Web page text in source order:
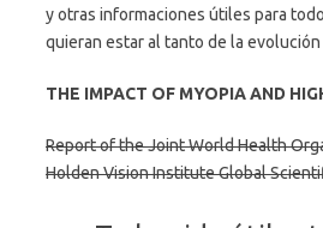
y otras informaciones útiles para
quieran estar al tanto de la evolución
THE IMPACT OF MYOPIA AND
Report of the Joint World Health
Holden Vision Institute Global